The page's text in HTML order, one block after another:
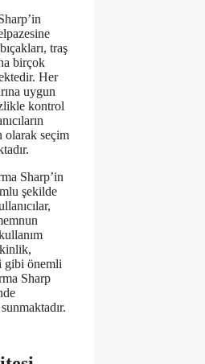
traş
birçok
Her
uygun
kontrol
olarak seçim
Sharp’in
şekilde
gibi önemli
Sharp